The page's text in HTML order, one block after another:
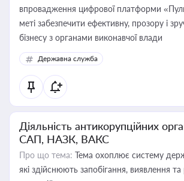
впровадження цифрової платформи
меті забезпечити ефективну, прозору і
бізнесу з органами виконавчої влади
Державна служба
Діяльність антикорупційних
САП, НАЗК, ВАКС
Про що тема: Тема охоплює систему
які здійснюють запобігання, виявлення та